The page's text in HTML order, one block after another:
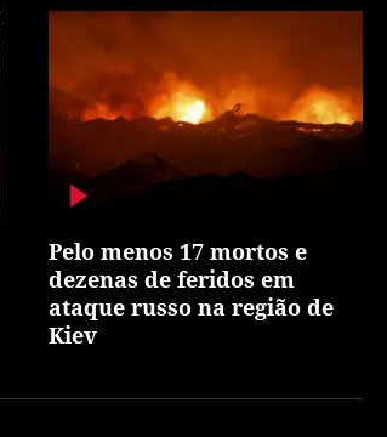
Pelo menos 17 mortos e
dezenas de feridos em
ataque russo na região de
Kiev